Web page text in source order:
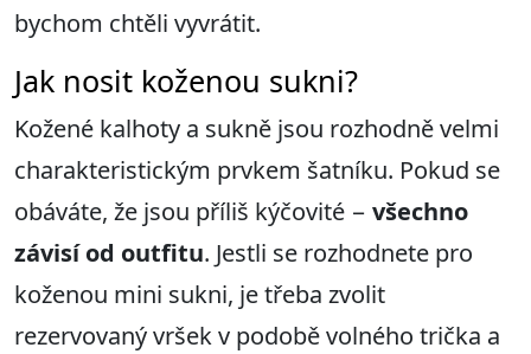
bychom chtěli vyvrátit.
Jak nosit koženou sukni?
Kožené kalhoty a sukně jsou rozhodně velmi
charakteristickým prvkem šatníku. Pokud se
obáváte, že jsou příliš kýčovité − všechno
závisí od outfitu. Jestli se rozhodnete pro
koženou mini sukni, je třeba zvolit
rezervovaný vršek v podobě volného trička a